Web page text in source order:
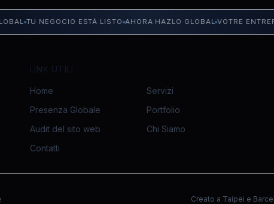
TU NEGOCIO ESTÁ LISTO AHORA HAZLO GLOBAL VOTRE
LINK UTILI
Home
Servizi
Presenza Globale
Portfolio
Audit del sito web
Chi Siamo
Contatti
Creato a Taipei e